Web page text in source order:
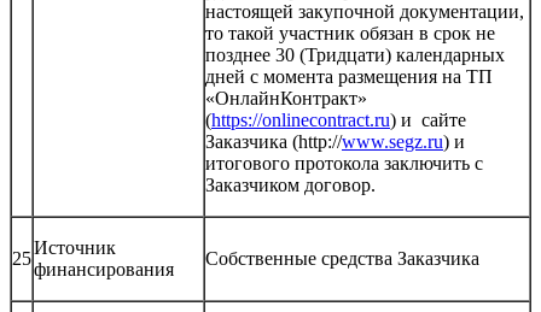
настоящей закупочной документации,
то такой участник обязан в срок не
позднее 30 (Тридцати) календарных
дней с момента размещения на ТП
«ОнлайнКонтракт»
(https://onlinecontract.ru) и сайте
Заказчика (http://www.segz.ru) и
итогового протокола заключить с
Заказчиком договор.
25
Источник
финансирования
Собственные средства Заказчика